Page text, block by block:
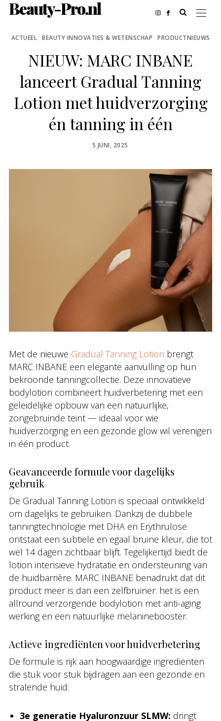
Beauty-Pro.nl
ACTUEEL BEAUTY INNOVATIES & WETENSCHAP PRODUCTNIEUWS
NIEUW: MARC INBANE
lanceert Gradual Tanning
Lotion met huidverzorging
én tanning in één
POSTED
5 JUNI, 2025
Met de nieuwe Gradual Tanning Lotion brengt
MARC INBANE een elegante aanvulling op hun
bekroonde tanningcollectie. Deze innovatieve
bodylotion combineert huidverbetering met een
geleidelijke opbouw van een natuurlijke,
zongebruinde teint — ideaal voor wie
huidverzorging en een gezonde glow wil verenigen
in één product.
Geavanceerde formule voor dagelijks
gebruik
De Gradual Tanning Lotion is speciaal ontwikkeld
om dagelijks te gebruiken. Dankzij de dubbele
tanningtechnologie met DHA en Erythrulose
ontstaat een subtiele en egaal bruine kleur, die tot
wel 14 dagen zichtbaar blijft. Tegelijkertijd biedt de
lotion intensieve hydratatie en ondersteuning van
de huidbarrière. MARC INBANE benadrukt dat dit
product meer is dan een zelfbruiner: het is een
allround verzorgende bodylotion met anti-aging
werking en een natuurlijke melaninebooster.
Actieve ingrediënten voor huidverbetering
De formule is rijk aan hoogwaardige ingrediënten
die stuk voor stuk bijdragen aan een gezonde en
stralende huid:
3e generatie Hyaluronzuur SLMW: dringt